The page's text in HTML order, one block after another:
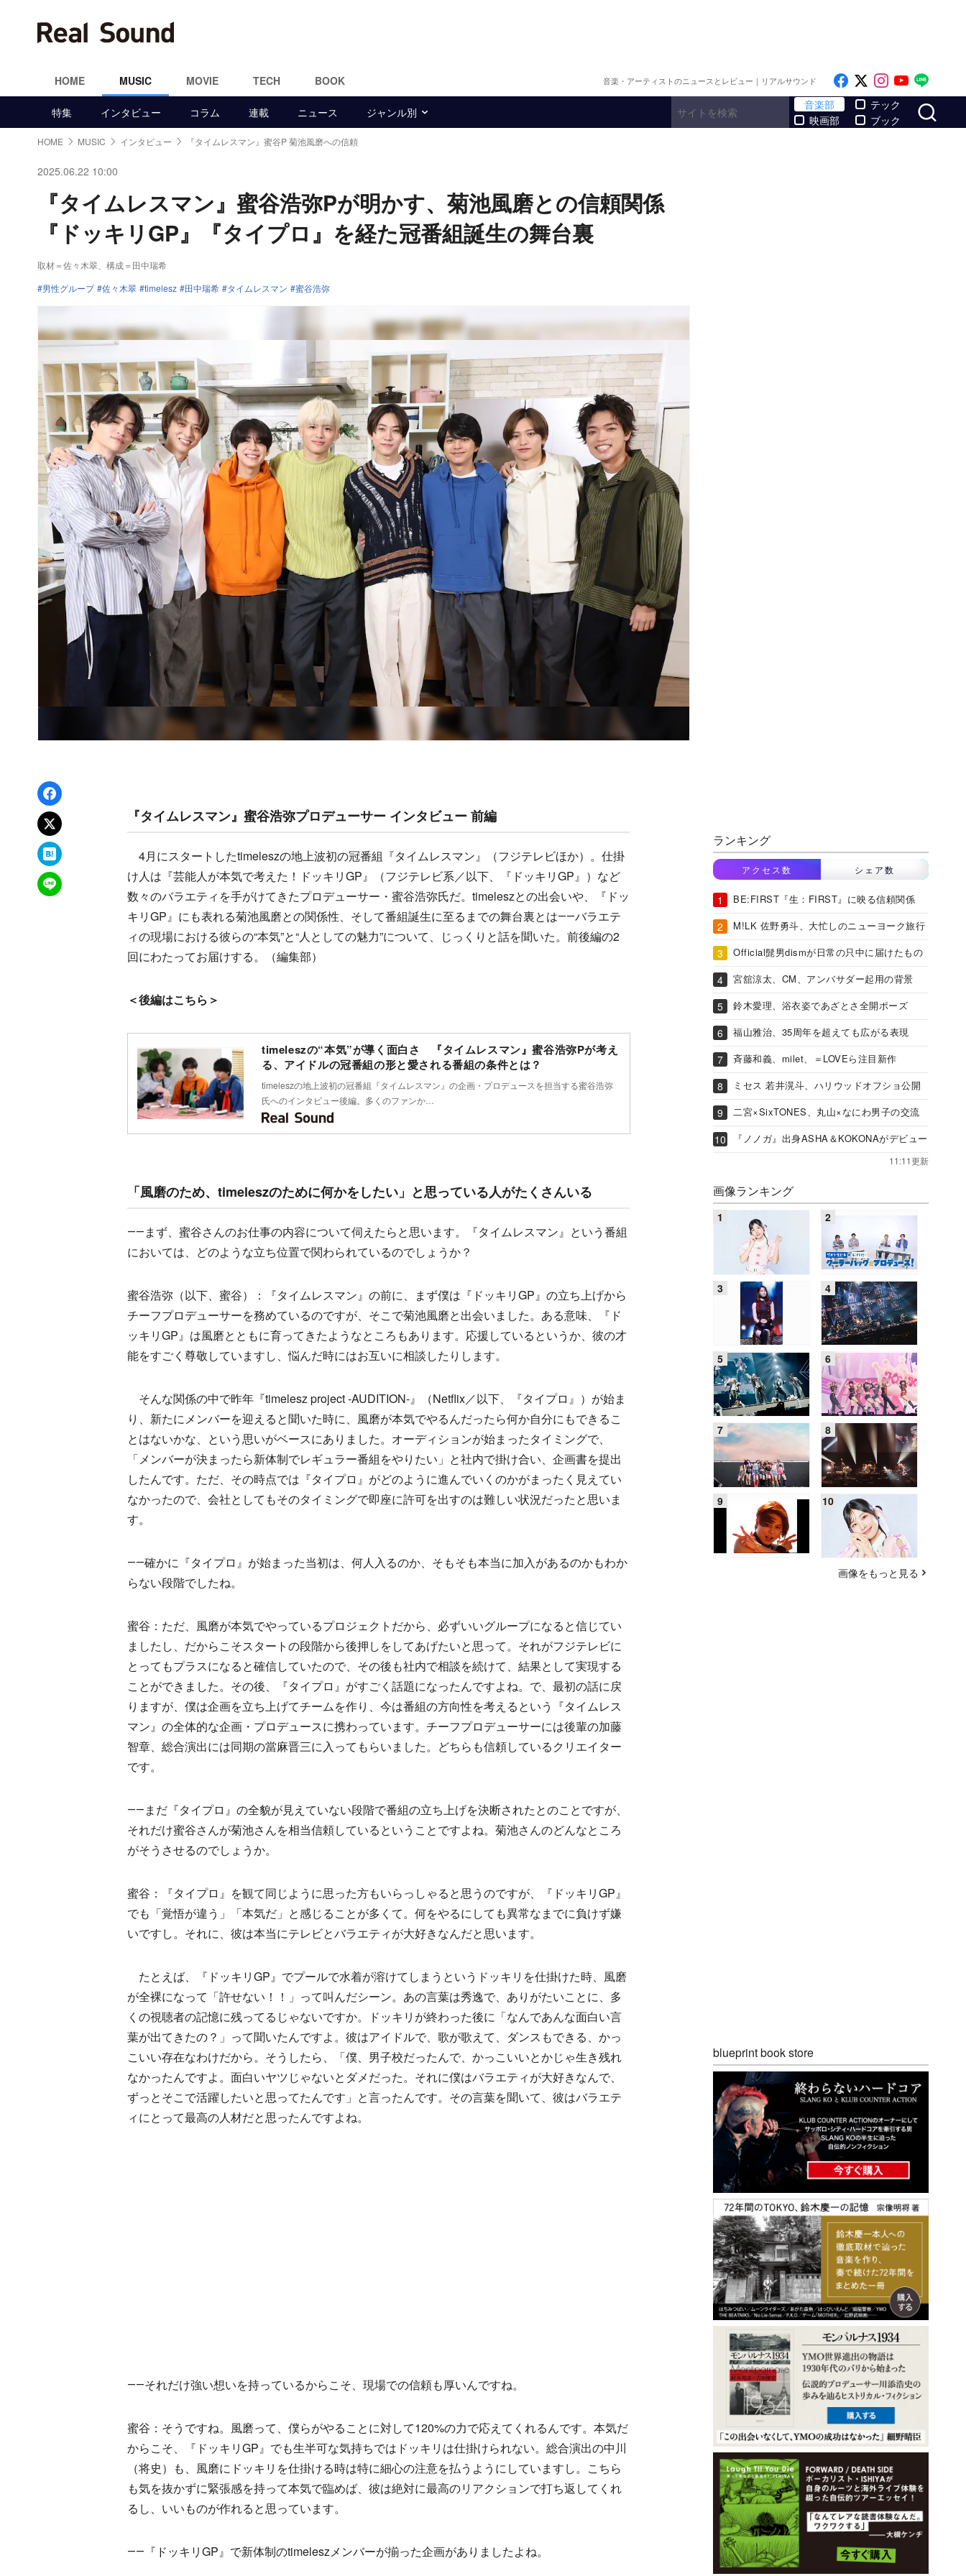
HOME MUSIC MOVIE TECH BOOK 音楽・アーティストのニュースとレビュー｜リアルサウンド Like on Facebook
Follow on x
Follow on
Follow
特集 インタビュー コラム 連載 ニュース ジャンル別
音楽部
映画部
テック
ブック
HOME MUSIC インタビュー 『タイムレスマン』蜜谷P 菊池風磨への信頼
2025.06.22 10:00
『タイムレスマン』蜜谷浩弥Pが明かす、菊池風磨との信頼関係
『ドッキリGP』『タイプロ』を経た冠番組誕生の舞台裏
取材＝佐々木翠
構成＝田中瑞希
男性グループ
佐々木翠 timelesz 田中瑞希 タイムレスマン 蜜谷浩弥
Facebookでシェア
xでポスト
はてなブックマーク
LINEで送る
『タイムレスマン』蜜谷浩弥プロデューサー インタビュー 前編
4月にスタートしたtimeleszの地上波初の冠番組『タイムレスマン』（フジテレビほか）。仕掛
け人は『芸能人が本気で考えた！ドッキリGP』（フジテレビ系／以下、『ドッキリGP』）など
数々のバラエティを手がけてきたプロデューサー・蜜谷浩弥氏だ。timeleszとの出会いや、『ドッ
キリGP』にも表れる菊池風磨との関係性、そして番組誕生に至るまでの舞台裏とは――バラエテ
ィの現場における彼らの“本気”と“人としての魅力”について、じっくりと話を聞いた。前後編の2
回にわたってお届けする。（編集部）
＜後編はこちら＞
timeleszの“本気”が導く面白さ 『タイムレスマン』蜜谷浩弥Pが考え
る、アイドルの冠番組の形と愛される番組の条件とは？
timeleszの地上波初の冠番組『タイムレスマン』の企画・プロデュースを担当する蜜谷浩弥
氏へのインタビュー後編。多くのファンか…
「風磨のため、timeleszのために何かをしたい」と思っている人がたくさんいる
――まず、蜜谷さんのお仕事の内容について伺えたらと思います。『タイムレスマン』という番組
においては、どのような立ち位置で関わられているのでしょうか？
蜜谷浩弥（以下、蜜谷）：『タイムレスマン』の前に、まず僕は『ドッキリGP』の立ち上げから
チーフプロデューサーを務めているのですが、そこで菊池風磨と出会いました。ある意味、『ド
ッキリGP』は風磨とともに育ってきたようなところもあります。応援しているというか、彼の才
能をすごく尊敬していますし、悩んだ時にはお互いに相談したりします。
そんな関係の中で昨年『timelesz project -AUDITION-』（Netflix／以下、『タイプロ』）が始ま
り、新たにメンバーを迎えると聞いた時に、風磨が本気でやるんだったら何か自分にもできるこ
とはないかな、という思いがベースにありました。オーディションが始まったタイミングで、
「メンバーが決まったら新体制でレギュラー番組をやりたい」と社内で掛け合い、企画書を提出
したんです。ただ、その時点では『タイプロ』がどのように進んでいくのかがまったく見えてい
なかったので、会社としてもそのタイミングで即座に許可を出すのは難しい状況だったと思いま
す。
――確かに『タイプロ』が始まった当初は、何人入るのか、そもそも本当に加入があるのかもわか
らない段階でしたね。
蜜谷：ただ、風磨が本気でやっているプロジェクトだから、必ずいいグループになると信じてい
ましたし、だからこそスタートの段階から後押しをしてあげたいと思って。それがフジテレビに
とってもプラスになると確信していたので、その後も社内で相談を続けて、結果として実現する
ことができました。その後、『タイプロ』がすごく話題になったんですよね。で、最初の話に戻
りますが、僕は企画を立ち上げてチームを作り、今は番組の方向性を考えるという『タイムレス
マン』の全体的な企画・プロデュースに携わっています。チーフプロデューサーには後輩の加藤
智章、総合演出には同期の當麻晋三に入ってもらいました。どちらも信頼しているクリエイター
です。
――まだ『タイプロ』の全貌が見えていない段階で番組の立ち上げを決断されたとのことですが、
それだけ蜜谷さんが菊池さんを相当信頼しているということですよね。菊池さんのどんなところ
がそうさせるのでしょうか。
蜜谷：『タイプロ』を観て同じように思った方もいらっしゃると思うのですが、『ドッキリGP』
でも「覚悟が違う」「本気だ」と感じることが多くて。何をやるにしても異常なまでに負けず嫌
いですし。それに、彼は本当にテレビとバラエティが大好きなんだと思います。
たとえば、『ドッキリGP』でプールで水着が溶けてしまうというドッキリを仕掛けた時、風磨
が全裸になって「許せない！！」って叫んだシーン。あの言葉は秀逸で、ありがたいことに、多
くの視聴者の記憶に残ってるじゃないですか。ドッキリが終わった後に「なんであんな面白い言
葉が出てきたの？」って聞いたんですよ。彼はアイドルで、歌が歌えて、ダンスもできる、かっ
こいい存在なわけだから。そうしたら、「僕、男子校だったんで、かっこいいとかじゃ生き残れ
なかったんですよ。面白いヤツじゃないとダメだった。それに僕はバラエティが大好きなんで、
ずっとそこで活躍したいと思ってたんです」と言ったんです。その言葉を聞いて、彼はバラエテ
ィにとって最高の人材だと思ったんですよね。
――それだけ強い想いを持っているからこそ、現場での信頼も厚いんですね。
蜜谷：そうですね。風磨って、僕らがやることに対して120%の力で応えてくれるんです。本気だ
からこそ、『ドッキリGP』でも生半可な気持ちではドッキリは仕掛けられない。総合演出の中川
（将史）も、風磨にドッキリを仕掛ける時は特に細心の注意を払うようにしていますし。こちら
も気を抜かずに緊張感を持って本気で臨めば、彼は絶対に最高のリアクションで打ち返してくれ
るし、いいものが作れると思っています。
――『ドッキリGP』で新体制のtimeleszメンバーが揃った企画がありましたよね。
ランキング
アクセス数 シェア数
BE:FIRST『生：FIRST』に映る信頼関係
M!LK 佐野勇斗、大忙しのニューヨーク旅行
Official髭男dismが日常の只中に届けたもの
宮舘涼太、CM、アンバサダー起用の背景
鈴木愛理、浴衣姿であざとさ全開ポーズ
福山雅治、35周年を超えても広がる表現
斉藤和義、milet、＝LOVEら注目新作
ミセス 若井滉斗、ハリウッドオフショ公開
二宮×SixTONES、丸山×なにわ男子の交流
『ノノガ』出身ASHA＆KOKONAがデビュー
11:11更新
画像ランキング
画像をもっと見る
blueprint book store